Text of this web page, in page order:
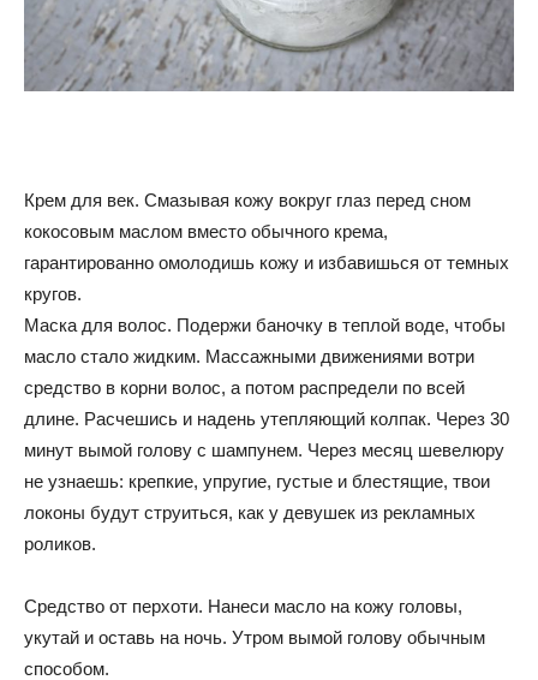
Крем для век. Смазывая кожу вокруг глаз перед сном
кокосовым маслом вместо обычного крема,
гарантированно омолодишь кожу и избавишься от темных
кругов.
Маска для волос. Подержи баночку в теплой воде, чтобы
масло стало жидким. Массажными движениями вотри
средство в корни волос, а потом распредели по всей
длине. Расчешись и надень утепляющий колпак. Через 30
минут вымой голову с шампунем. Через месяц шевелюру
не узнаешь: крепкие, упругие, густые и блестящие, твои
локоны будут струиться, как у девушек из рекламных
роликов.
Средство от перхоти. Нанеси масло на кожу головы,
укутай и оставь на ночь. Утром вымой голову обычным
способом.